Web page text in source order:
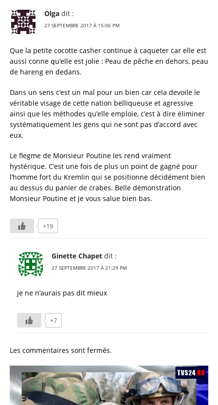
Olga dit :
27 SEPTEMBRE 2017 À 15:06 PM
Que la petite cocotte casher continue à caqueter car elle est
aussi conne qu’elle est jolie : Peau de pêche en dehors, peau
de hareng en dedans.
Dans un sens c’est un mal pour un bien car cela devoile le
véritable visage de cette nation belliqueuse et agressive
ainsi que les méthodes qu’elle emploie, c’est à dire éliminer
systématiquement les gens qui ne sont pas d’accord avec
eux.
Le flegme de Monsieur Poutine les rend vraiment
hystérique. C’est une fois de plus un point de gagné pour
l’homme fort du Kremlin qui se positionne décidément bien
au dessus du panier de crabes. Belle démonstration
Monsieur Poutine et je vous salue bien bas.
+19
Ginette Chapet dit :
27 SEPTEMBRE 2017 À 21:29 PM
je ne n’aurais pas dit mieux
+7
Les commentaires sont fermés.
Lecteur
vidéo